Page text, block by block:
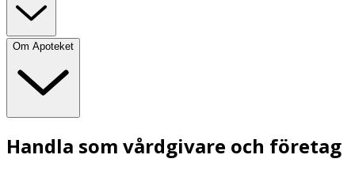
Om Apoteket
Handla som vårdgivare och företag